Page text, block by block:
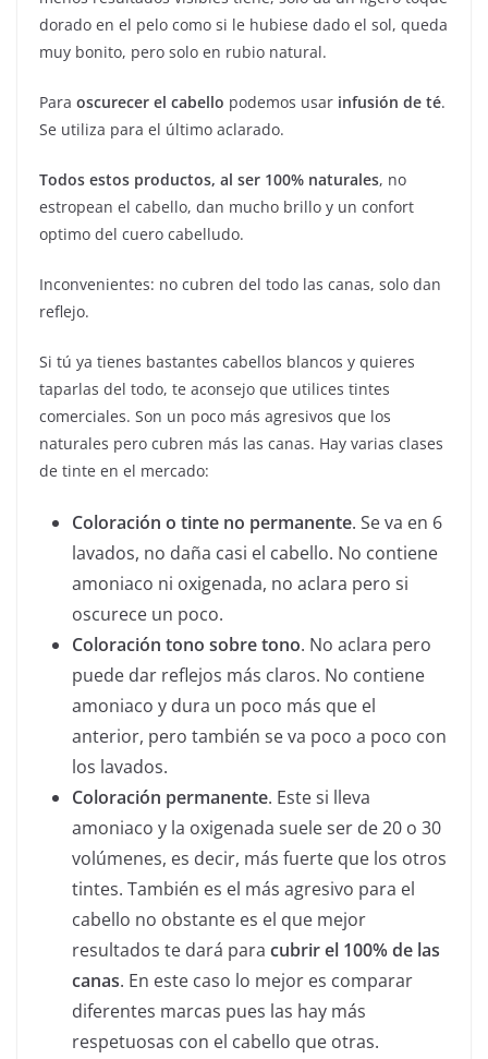
dorado en el pelo como si le hubiese dado el sol, queda
muy bonito, pero solo en rubio natural.
Para oscurecer el cabello podemos usar infusión de té.
Se utiliza para el último aclarado.
Todos estos productos, al ser 100% naturales, no
estropean el cabello, dan mucho brillo y un confort
optimo del cuero cabelludo.
Inconvenientes: no cubren del todo las canas, solo dan
reflejo.
Si tú ya tienes bastantes cabellos blancos y quieres
taparlas del todo, te aconsejo que utilices tintes
comerciales. Son un poco más agresivos que los
naturales pero cubren más las canas. Hay varias clases
de tinte en el mercado:
Coloración o tinte no permanente. Se va en 6
lavados, no daña casi el cabello. No contiene
amoniaco ni oxigenada, no aclara pero si
oscurece un poco.
Coloración tono sobre tono. No aclara pero
puede dar reflejos más claros. No contiene
amoniaco y dura un poco más que el
anterior, pero también se va poco a poco con
los lavados.
Coloración permanente. Este si lleva
amoniaco y la oxigenada suele ser de 20 o 30
volúmenes, es decir, más fuerte que los otros
tintes. También es el más agresivo para el
cabello no obstante es el que mejor
resultados te dará para cubrir el 100% de las
canas. En este caso lo mejor es comparar
diferentes marcas pues las hay más
respetuosas con el cabello que otras.